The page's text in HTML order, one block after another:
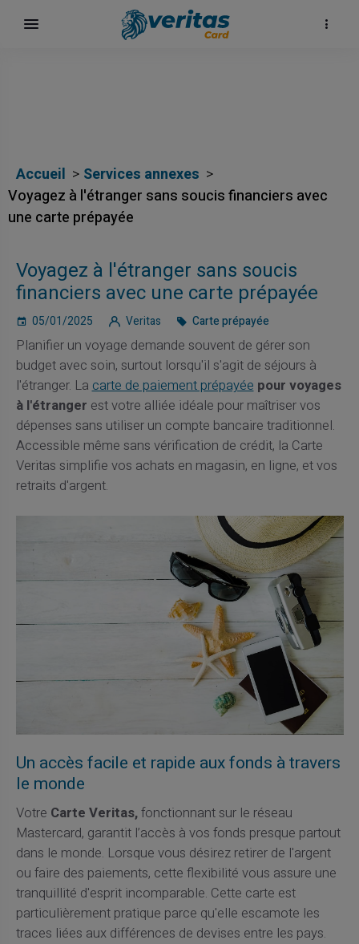
Accueil
Services annexes
Voyagez à l'étranger sans soucis financiers avec
une carte prépayée
Voyagez à l'étranger sans soucis
financiers avec une carte prépayée
05/01/2025 Veritas Carte prépayée
Planifier un voyage demande souvent de gérer son
budget avec soin, surtout lorsqu'il s'agit de séjours à
l'étranger. Lacarte de paiement prépayée pour voyages
à l'étranger est votre alliée idéale pour maîtriser vos
dépenses sans utiliser un compte bancaire traditionnel.
Accessible même sans vérification de crédit, la Carte
Veritas simplifie vos achats en magasin, en ligne, et vos
retraits d'argent.
Un accès facile et rapide aux fonds à travers
le monde
Votre Carte Veritas,fonctionnant sur le réseau
Mastercard, garantit l’accès à vos fonds presque partout
dans le monde. Lorsque vous désirez retirer de l'argent
ou faire des paiements, cette flexibilité vous assure une
tranquillité d'esprit incomparable. Cette carte est
particulièrement pratique parce qu'elle escamote les
traces liées aux différences de devises entre les pays.